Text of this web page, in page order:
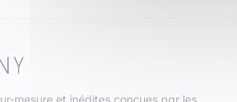
mesure et inédites conçues par les